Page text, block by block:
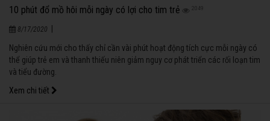
10 phút đổ mồ hôi mỗi ngày có lợi cho tim trẻ 2049
8/17/2020
Nghiên cứu mới cho thấy chỉ cần vài phút hoạt động tích cực mỗi ngày có
thể giúp trẻ em và thanh thiếu niên giảm nguy cơ phát triển các rối loạn tim
và tiểu đường.
Xem chi tiết